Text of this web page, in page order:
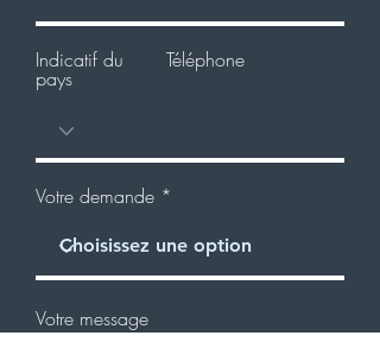
Indicatif du
pays
Téléphone
Votre demande
Votre message